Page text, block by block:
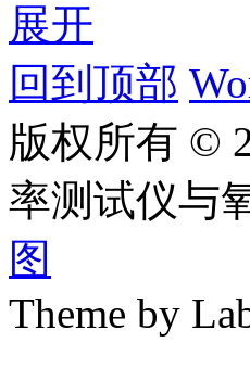
展开
回到顶部
版权所有 ©
率测试仪与
图
Theme by